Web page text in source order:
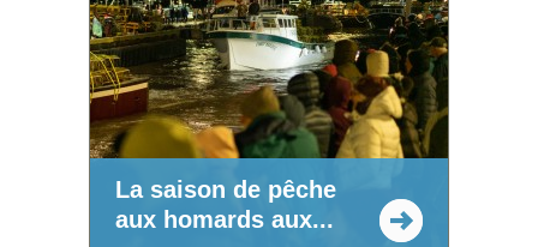
La saison de pêche
aux homards aux...